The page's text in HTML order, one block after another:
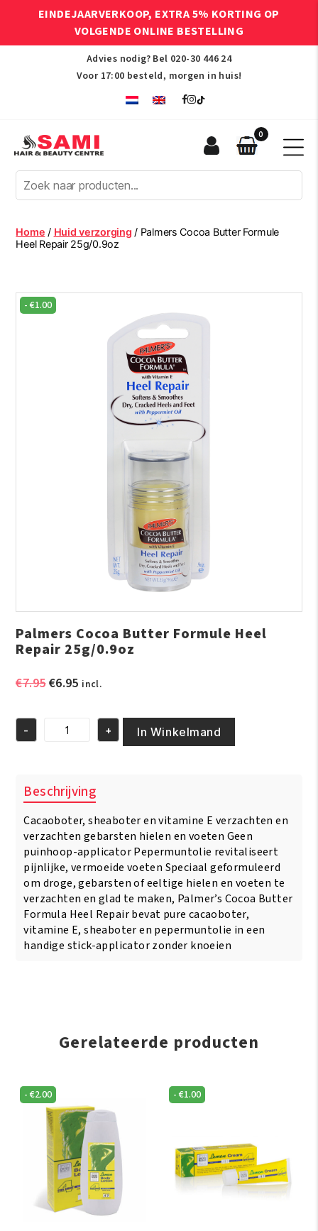
EINDEJAARVERKOOP, EXTRA 5% KORTING OP
VOLGENDE ONLINE BESTELLING
Advies nodig? Bel 020-30 446 24
Voor 17:00 besteld, morgen in huis!
Afro
Hair
Beauty
Centre
0
Home / Huid verzorging / Palmers Cocoa Butter Formule
Heel Repair 25g/0.9oz
-€1.00
Palmers Cocoa Butter Formule Heel
Repair 25g/0.9oz
€7.95Oorspronkelijke
€7.95.
€6.95Huidige
€6.95.
incl.
Palmers
Heel
Repair
25g/0.9oz
aantal
- + In Winkelmand
Beschrijving
Cacaoboter, sheaboter en vitamine E verzachten en
verzachten gebarsten hielen en voeten Geen
puinhoop-applicator Pepermuntolie revitaliseert
pijnlijke, vermoeide voeten Speciaal geformuleerd
om droge, gebarsten of eeltige hielen en voeten te
verzachten en glad te maken, Palmer’s Cocoa Butter
Formula Heel Repair bevat pure cacaoboter,
vitamine E, sheaboter en pepermuntolie in een
handige stick-applicator zonder knoeien
Gerelateerde producten
-€2.00 -€1.00